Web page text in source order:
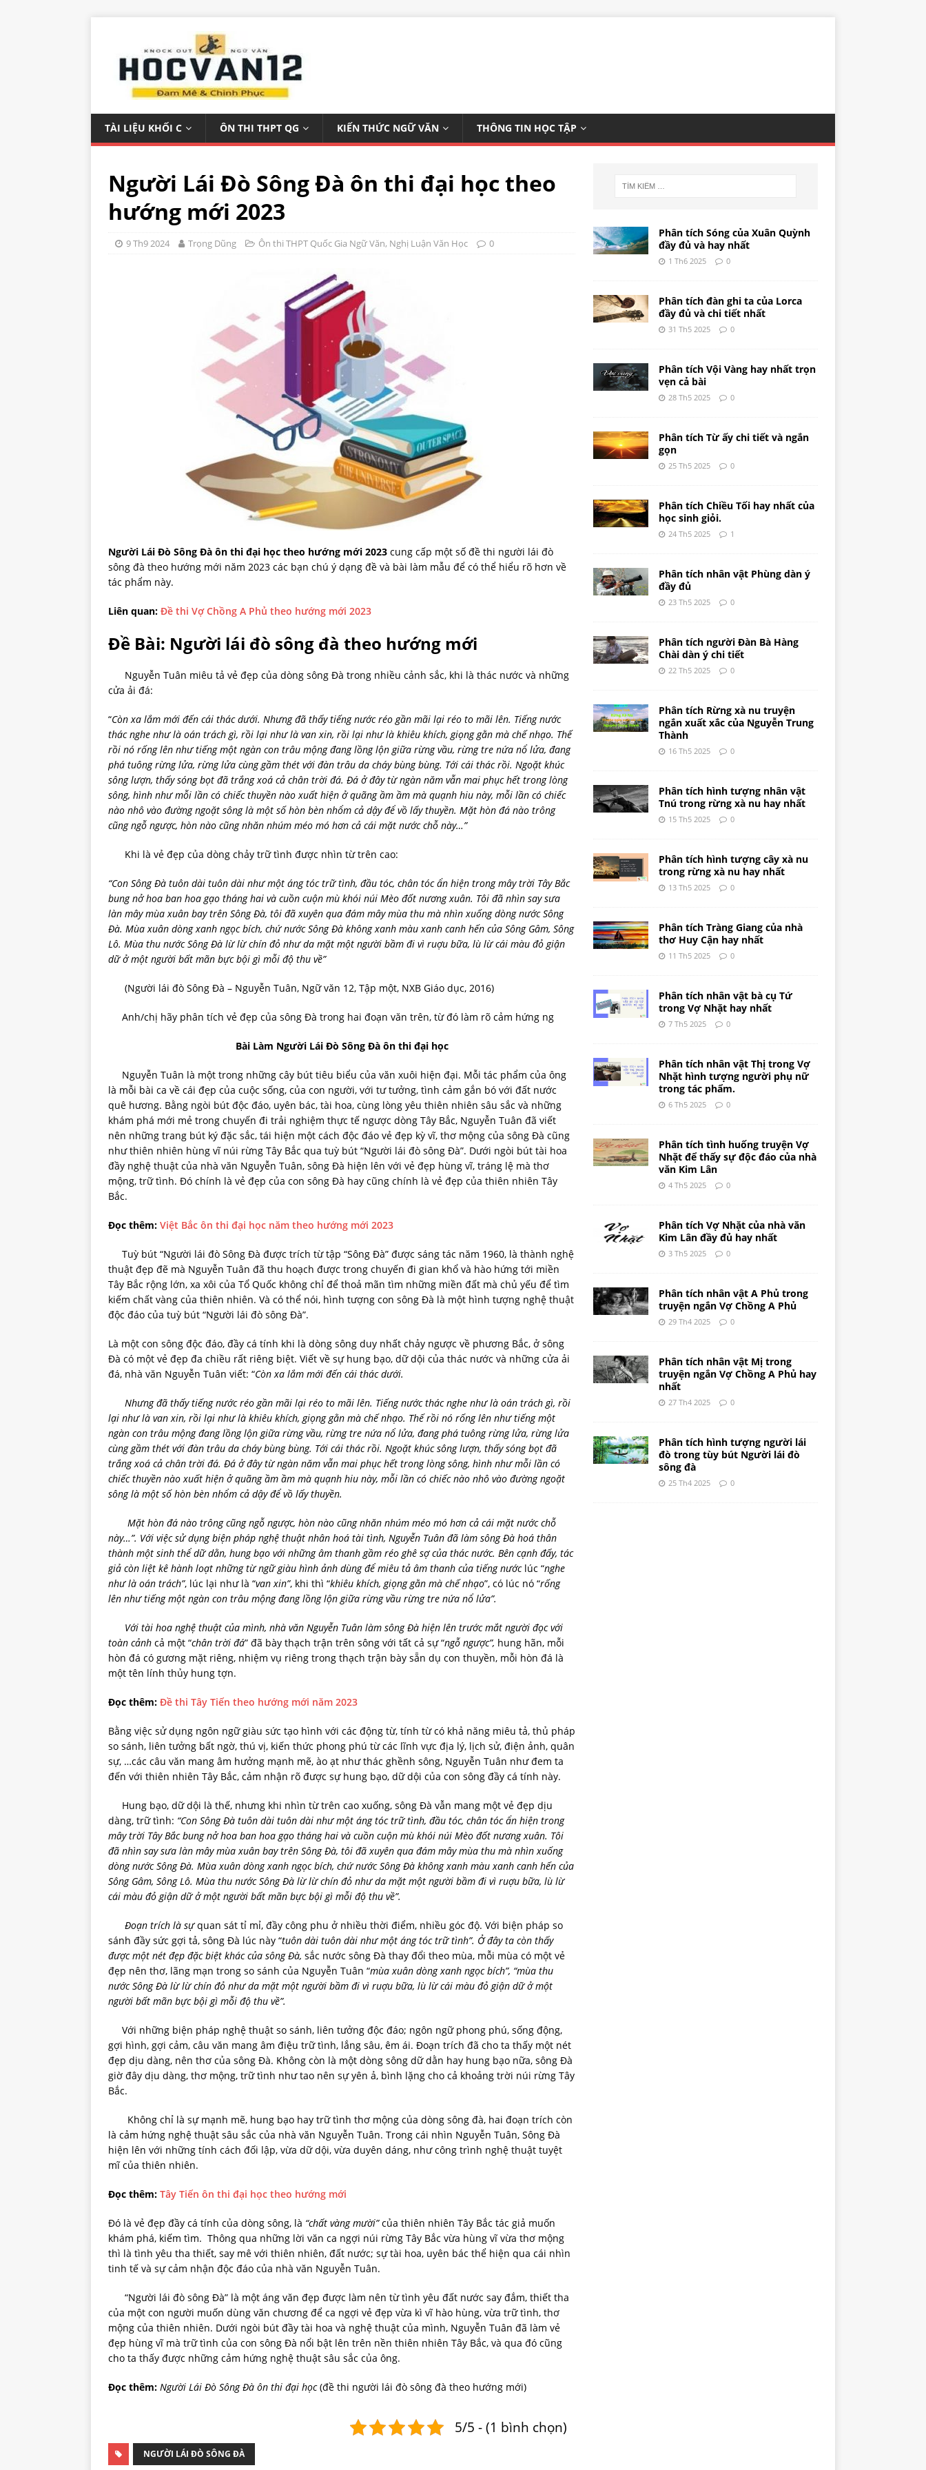
TÀI LIỆU KHỐI C ÔN THI THPT QG KIẾN THỨC NGỮ VĂN THÔNG TIN HỌC TẬP
Người Lái Đò Sông Đà ôn thi đại học theo
hướng mới 2023
9 Th9 2024 Trọng Dũng Ôn thi THPT Quốc Gia Ngữ Văn, Nghị Luận Văn Học 0
Người Lái Đò Sông Đà ôn thi đại học theo hướng mới 2023 cung cấp một số đề thi người lái đò
sông đà theo hướng mới năm 2023 các bạn chú ý dạng đề và bài làm mẫu để có thể hiểu rõ hơn về
tác phẩm này.
Liên quan: Đề thi Vợ Chồng A Phủ theo hướng mới 2023
Đề Bài: Người lái đò sông đà theo hướng mới
Nguyễn Tuân miêu tả vẻ đẹp của dòng sông Đà trong nhiều cảnh sắc, khi là thác nước và những
cửa ải đá:
“Còn xa lắm mới đến cái thác dưới. Nhưng đã thấy tiếng nước réo gần mãi lại réo to mãi lên. Tiếng nước
thác nghe như là oán trách gì, rồi lại như là van xin, rồi lại như là khiêu khích, giọng gằn mà chế nhạo. Thế
rồi nó rống lên như tiếng một ngàn con trâu mộng đang lồng lộn giữa rừng vầu, rừng tre nứa nổ lửa, đang
phá tuông rừng lửa, rừng lửa cùng gầm thét với đàn trâu da cháy bùng bùng. Tới cái thác rồi. Ngoặt khúc
sông lượn, thấy sóng bọt đã trắng xoá cả chân trời đá. Đá ở đây từ ngàn năm vẫn mai phục hết trong lòng
sông, hình như mỗi lần có chiếc thuyền nào xuất hiện ở quãng ầm ầm mà quạnh hiu này, mỗi lần có chiếc
nào nhô vào đường ngoặt sông là một số hòn bèn nhổm cả dậy để vồ lấy thuyền. Mặt hòn đá nào trông
cũng ngỗ ngược, hòn nào cũng nhăn nhúm méo mó hơn cả cái mặt nước chỗ này…”
Khi là vẻ đẹp của dòng chảy trữ tình được nhìn từ trên cao:
“Con Sông Đà tuôn dài tuôn dài như một áng tóc trữ tình, đầu tóc, chân tóc ẩn hiện trong mây trời Tây Bắc
bung nở hoa ban hoa gạo tháng hai và cuồn cuộn mù khói núi Mèo đốt nương xuân. Tôi đã nhìn say sưa
làn mây mùa xuân bay trên Sông Đà, tôi đã xuyên qua đám mây mùa thu mà nhìn xuống dòng nước Sông
Đà. Mùa xuân dòng xanh ngọc bích, chứ nước Sông Đà không xanh màu xanh canh hến của Sông Gâm, Sông
Lô. Mùa thu nước Sông Đà lừ lừ chín đỏ như da mặt một người bầm đi vì ruợu bữa, lù lừ cái màu đỏ giận
dữ ở một người bất mãn bực bội gì mỗi độ thu về”
(Người lái đò Sông Đà – Nguyễn Tuân, Ngữ văn 12, Tập một, NXB Giáo dục, 2016)
Anh/chị hãy phân tích vẻ đẹp của sông Đà trong hai đoạn văn trên, từ đó làm rõ cảm hứng ng
Bài Làm Người Lái Đò Sông Đà ôn thi đại học
Nguyễn Tuân là một trong những cây bút tiêu biểu của văn xuôi hiện đại. Mỗi tác phẩm của ông
là mỗi bài ca về cái đẹp của cuộc sống, của con người, với tư tưởng, tình cảm gắn bó với đất nước
quê hương. Bằng ngòi bút độc đáo, uyên bác, tài hoa, cùng lòng yêu thiên nhiên sâu sắc và những
khám phá mới mẻ trong chuyến đi trải nghiệm thực tế ngược dòng Tây Bắc, Nguyễn Tuân đã viết
nên những trang bút ký đặc sắc, tái hiện một cách độc đáo vẻ đẹp kỳ vĩ, thơ mộng của sông Đà cũng
như thiên nhiên hùng vĩ núi rừng Tây Bắc qua tuỳ bút “Người lái đò sông Đà”. Dưới ngòi bút tài hoa
đầy nghệ thuật của nhà văn Nguyễn Tuân, sông Đà hiện lên với vẻ đẹp hùng vĩ, tráng lệ mà thơ
mộng, trữ tình. Đó chính là vẻ đẹp của con sông Đà hay cũng chính là vẻ đẹp của thiên nhiên Tây
Bắc.
Đọc thêm: Việt Bắc ôn thi đại học năm theo hướng mới 2023
Tuỳ bút “Người lái đò Sông Đà được trích từ tập “Sông Đà” được sáng tác năm 1960, là thành nghệ
thuật đẹp đẽ mà Nguyễn Tuân đã thu hoạch được trong chuyến đi gian khổ và hào hứng tới miền
Tây Bắc rộng lớn, xa xôi của Tổ Quốc không chỉ để thoả mãn tìm những miền đất mà chủ yếu để tìm
kiếm chất vàng của thiên nhiên. Và có thể nói, hình tượng con sông Đà là một hình tượng nghệ thuật
độc đáo của tuỳ bút “Người lái đò sông Đà”.
Là một con sông độc đáo, đầy cá tính khi là dòng sông duy nhất chảy ngược về phương Bắc, ở sông
Đà có một vẻ đẹp đa chiều rất riêng biệt. Viết về sự hung bạo, dữ dội của thác nước và những cửa ải
đá, nhà văn Nguyễn Tuân viết: “Còn xa lắm mới đến cái thác dưới.
Nhưng đã thấy tiếng nước réo gần mãi lại réo to mãi lên. Tiếng nước thác nghe như là oán trách gì, rồi
lại như là van xin, rồi lại như là khiêu khích, giọng gằn mà chế nhạo. Thế rồi nó rống lên như tiếng một
ngàn con trâu mộng đang lồng lộn giữa rừng vầu, rừng tre nứa nổ lửa, đang phá tuông rừng lửa, rừng lửa
cùng gầm thét với đàn trâu da cháy bùng bùng. Tới cái thác rồi. Ngoặt khúc sông lượn, thấy sóng bọt đã
trắng xoá cả chân trời đá. Đá ở đây từ ngàn năm vẫn mai phục hết trong lòng sông, hình như mỗi lần có
chiếc thuyền nào xuất hiện ở quãng ầm ầm mà quạnh hiu này, mỗi lần có chiếc nào nhô vào đường ngoặt
sông là một số hòn bèn nhổm cả dậy để vồ lấy thuyền.
Mặt hòn đá nào trông cũng ngỗ ngược, hòn nào cũng nhăn nhúm méo mó hơn cả cái mặt nước chỗ
này…”. Với việc sử dụng biện pháp nghệ thuật nhân hoá tài tình, Nguyễn Tuân đã làm sông Đà hoá thân
thành một sinh thể dữ dằn, hung bạo với những âm thanh gầm réo ghê sợ của thác nước. Bên cạnh đấy, tác
giả còn liệt kê hành loạt những từ ngữ giàu hình ảnh dùng để miêu tả âm thanh của tiếng nướclúc “nghe
như là oán trách”, lúc lại như là “van xin”, khi thì “khiêu khích, giọng gằn mà chế nhạo”, có lúc nó “rống
lên như tiếng một ngàn con trâu mộng đang lồng lộn giữa rừng vầu rừng tre nứa nổ lửa”.
Với tài hoa nghệ thuật của mình, nhà văn Nguyễn Tuân làm sông Đà hiện lên trước mắt người đọc với
toàn cảnh cả một “chân trời đá” đã bày thạch trận trên sông với tất cả sự “ngỗ ngược”, hung hãn, mỗi
hòn đá có gương mặt riêng, nhiệm vụ riêng trong thạch trận bày sẵn dụ con thuyền, mỗi hòn đá là
một tên lính thủy hung tợn.
Đọc thêm: Đề thi Tây Tiến theo hướng mới năm 2023
Bằng việc sử dụng ngôn ngữ giàu sức tạo hình với các động từ, tính từ có khả năng miêu tả, thủ pháp
so sánh, liên tưởng bất ngờ, thú vị, kiến thức phong phú từ các lĩnh vực địa lý, lịch sử, điện ảnh, quân
sự, …các câu văn mang âm hưởng mạnh mẽ, ào ạt như thác ghềnh sông, Nguyễn Tuân như đem ta
đến với thiên nhiên Tây Bắc, cảm nhận rõ được sự hung bạo, dữ dội của con sông đầy cá tính này.
Hung bạo, dữ dội là thế, nhưng khi nhìn từ trên cao xuống, sông Đà vẫn mang một vẻ đẹp dịu
dàng, trữ tình: “Con Sông Đà tuôn dài tuôn dài như một áng tóc trữ tình, đầu tóc, chân tóc ẩn hiện trong
mây trời Tây Bắc bung nở hoa ban hoa gạo tháng hai và cuồn cuộn mù khói núi Mèo đốt nương xuân. Tôi
đã nhìn say sưa làn mây mùa xuân bay trên Sông Đà, tôi đã xuyên qua đám mây mùa thu mà nhìn xuống
dòng nước Sông Đà. Mùa xuân dòng xanh ngọc bích, chứ nước Sông Đà không xanh màu xanh canh hến của
Sông Gâm, Sông Lô. Mùa thu nước Sông Đà lừ lừ chín đỏ như da mặt một người bầm đi vì ruợu bữa, lù lừ
cái màu đỏ giận dữ ở một người bất mãn bực bội gì mỗi độ thu về”.
Đoạn trích là sựquan sát tỉ mỉ, đầy công phu ở nhiều thời điểm, nhiều góc độ. Với biện pháp so
sánh đầy sức gợi tả, sông Đà lúc này “tuôn dài tuôn dài như một áng tóc trữ tình”. Ở đây ta còn thấy
được một nét đẹp đặc biệt khác của sông Đà, sắc nước sông Đà thay đổi theo mùa, mỗi mùa có một vẻ
đẹp nên thơ, lãng mạn trong so sánh của Nguyễn Tuân “mùa xuân dòng xanh ngọc bích”, “mùa thu
nước Sông Đà lừ lừ chín đỏ như da mặt một người bầm đi vì ruợu bữa, lù lừ cái màu đỏ giận dữ ở một
người bất mãn bực bội gì mỗi độ thu về”.
Với những biện pháp nghệ thuật so sánh, liên tưởng độc đáo; ngôn ngữ phong phú, sống động,
gợi hình, gợi cảm, câu văn mang âm điệu trữ tình, lắng sâu, êm ái. Đoạn trích đã cho ta thấy một nét
đẹp dịu dàng, nên thơ của sông Đà. Không còn là một dòng sông dữ dằn hay hung bạo nữa, sông Đà
giờ đây dịu dàng, thơ mộng, trữ tình như tao nên sự yên ả, bình lặng cho cả khoảng trời núi rừng Tây
Bắc.
Không chỉ là sự mạnh mẽ, hung bạo hay trữ tình thơ mộng của dòng sông đà, hai đoạn trích còn
là cảm hứng nghệ thuật sâu sắc của nhà văn Nguyễn Tuân. Trong cái nhìn Nguyễn Tuân, Sông Đà
hiện lên với những tính cách đối lập, vừa dữ dội, vừa duyên dáng, như công trình nghệ thuật tuyệt
mĩ của thiên nhiên.
Đọc thêm: Tây Tiến ôn thi đại học theo hướng mới
Đó là vẻ đẹp đầy cá tính của dòng sông, là “chất vàng mười”của thiên nhiên Tây Bắc tác giả muốn
khám phá, kiếm tìm. Thông qua những lời văn ca ngợi núi rừng Tây Bắc vừa hùng vĩ vừa thơ mộng
thì là tình yêu tha thiết, say mê với thiên nhiên, đất nước; sự tài hoa, uyên bác thể hiện qua cái nhìn
tinh tế và sự cảm nhận độc đáo của nhà văn Nguyễn Tuân.
“Người lái đò sông Đà” là một áng văn đẹp được làm nên từ tình yêu đất nước say đắm, thiết tha
của một con người muốn dùng văn chương để ca ngợi vẻ đẹp vừa kì vĩ hào hùng, vừa trữ tình, thơ
mộng của thiên nhiên. Dưới ngòi bút đầy tài hoa và nghệ thuật của mình, Nguyễn Tuân đã làm vẻ
đẹp hùng vĩ mà trữ tình của con sông Đà nổi bật lên trên nền thiên nhiên Tây Bắc, và qua đó cũng
cho ta thấy được những cảm hứng nghệ thuật sâu sắc của ông.
Đọc thêm: Người Lái Đò Sông Đà ôn thi đại học(đề thi người lái đò sông đà theo hướng mới)
5/5 - (1 bình chọn)
NGƯỜI LÁI ĐÒ SÔNG ĐÀ
Phân tích Sóng của Xuân Quỳnh
đầy đủ và hay nhất
1 Th6 2025 0
Phân tích đàn ghi ta của Lorca
đầy đủ và chi tiết nhất
31 Th5 2025 0
Phân tích Vội Vàng hay nhất trọn
vẹn cả bài
28 Th5 2025 0
Phân tích Từ ấy chi tiết và ngắn
gọn
25 Th5 2025 0
Phân tích Chiều Tối hay nhất của
học sinh giỏi.
24 Th5 2025 1
Phân tích nhân vật Phùng dàn ý
đầy đủ
23 Th5 2025 0
Phân tích người Đàn Bà Hàng
Chài dàn ý chi tiết
22 Th5 2025 0
Phân tích Rừng xà nu truyện
ngắn xuất xắc của Nguyễn Trung
Thành
16 Th5 2025 0
Phân tích hình tượng nhân vật
Tnú trong rừng xà nu hay nhất
15 Th5 2025 0
Phân tích hình tượng cây xà nu
trong rừng xà nu hay nhất
13 Th5 2025 0
Phân tích Tràng Giang của nhà
thơ Huy Cận hay nhất
11 Th5 2025 0
Phân tích nhân vật bà cụ Tứ
trong Vợ Nhặt hay nhất
7 Th5 2025 0
Phân tích nhân vật Thị trong Vợ
Nhặt hình tượng người phụ nữ
trong tác phẩm.
6 Th5 2025 0
Phân tích tình huống truyện Vợ
Nhặt để thấy sự độc đáo của nhà
văn Kim Lân
4 Th5 2025 0
Phân tích Vợ Nhặt của nhà văn
Kim Lân đầy đủ hay nhất
3 Th5 2025 0
Phân tích nhân vật A Phủ trong
truyện ngắn Vợ Chồng A Phủ
29 Th4 2025 0
Phân tích nhân vật Mị trong
truyện ngắn Vợ Chồng A Phủ hay
nhất
27 Th4 2025 0
Phân tích hình tượng người lái
đò trong tùy bút Người lái đò
sông đà
25 Th4 2025 0